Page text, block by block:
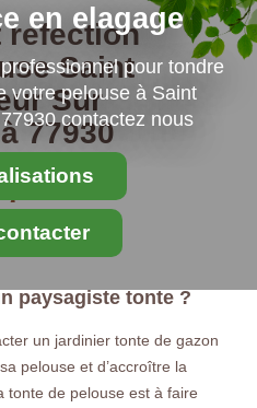
en elagage
pour tondre
votre pelouse à Saint
contactez nous
refection
Saint
Sur
77930
paysagiste tonte ?
un jardinier tonte de gazon
pelouse et d’accroître la
tonte de pelouse est à faire